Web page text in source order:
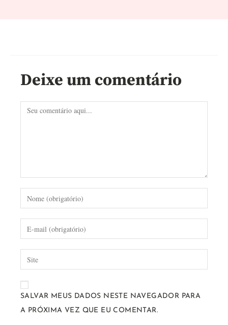
Deixe um comentário
SALVAR MEUS DADOS NESTE NAVEGADOR PARA
A PRÓXIMA VEZ QUE EU COMENTAR.